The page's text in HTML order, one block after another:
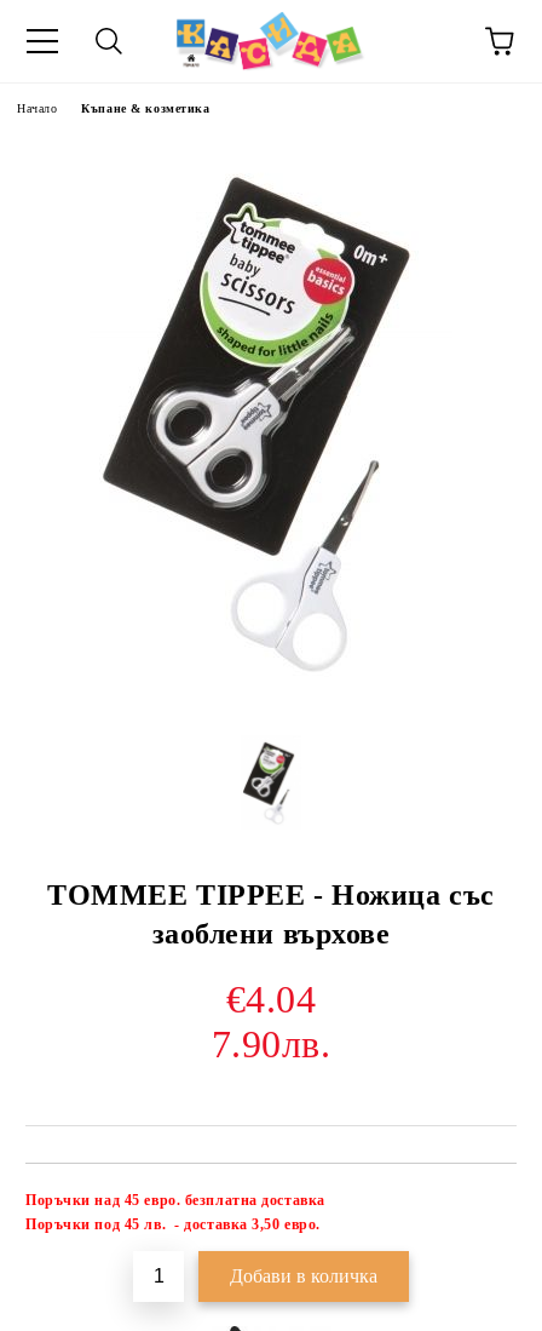
Начало Къпане & козметика
TOMMEE TIPPEE - Ножица със
заоблени върхове
€4.04
7.90лв.
Поръчки над 45 евро. безплатна доставка
Поръчки под 45 лв. - доставка 3,50 евро.